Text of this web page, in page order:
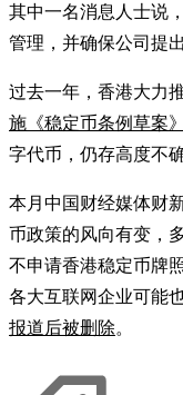
其中一名消息人士说
管理，并确保公司提
过去一年，香港大力
施《稳定币条例草案》
字代币，仍存高度不
本月中国财经媒体财
币政策的风向有变，
不申请香港稳定币牌
各大互联网企业可能
报道后被删除。